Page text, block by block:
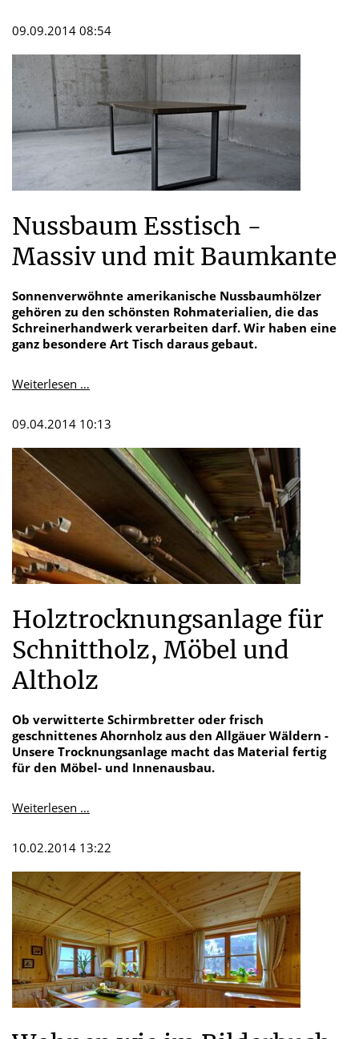
2015
sagt
die
Schreinerei
Hummel
aus
Oberstaufen/Thalkirchdorf
09.09.2014 08:54
Nussbaum Esstisch -
Massiv und mit Baumkante
Sonnenverwöhnte amerikanische Nussbaumhölzer
gehören zu den schönsten Rohmaterialien, die das
Schreinerhandwerk verarbeiten darf. Wir haben eine
ganz besondere Art Tisch daraus gebaut.
Weiterlesen …
Massiv
und
Baumkante
09.04.2014 10:13
Holztrocknungsanlage für
Schnittholz, Möbel und
Altholz
Ob verwitterte Schirmbretter oder frisch
geschnittenes Ahornholz aus den Allgäuer Wäldern -
Unsere Trocknungsanlage macht das Material fertig
für den Möbel- und Innenausbau.
Weiterlesen …
Möbel
und
Altholz
10.02.2014 13:22